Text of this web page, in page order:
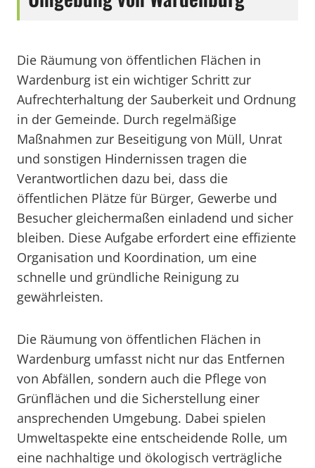
Die Räumung von öffentlichen Flächen in
Wardenburg ist ein wichtiger Schritt zur
Aufrechterhaltung der Sauberkeit und Ordnung
in der Gemeinde. Durch regelmäßige
Maßnahmen zur Beseitigung von Müll, Unrat
und sonstigen Hindernissen tragen die
Verantwortlichen dazu bei, dass die
öffentlichen Plätze für Bürger, Gewerbe und
Besucher gleichermaßen einladend und sicher
bleiben. Diese Aufgabe erfordert eine effiziente
Organisation und Koordination, um eine
schnelle und gründliche Reinigung zu
gewährleisten.
Die Räumung von öffentlichen Flächen in
Wardenburg umfasst nicht nur das Entfernen
von Abfällen, sondern auch die Pflege von
Grünflächen und die Sicherstellung einer
ansprechenden Umgebung. Dabei spielen
Umweltaspekte eine entscheidende Rolle, um
eine nachhaltige und ökologisch verträgliche